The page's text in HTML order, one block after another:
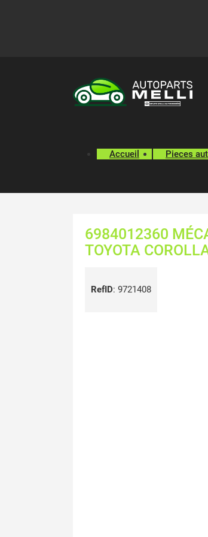
Accueil Pieces
6984012360
TOYOTA
RefID: 9721408